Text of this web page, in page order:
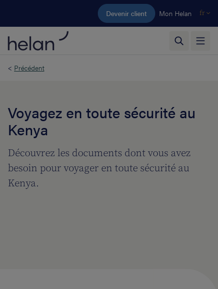
Aller au contenu principal
Devenir client Mon Helan fr
< Précédent
Voyagez en toute sécurité au
Kenya
Découvrez les documents dont vous avez
besoin pour voyager en toute sécurité au
Kenya.